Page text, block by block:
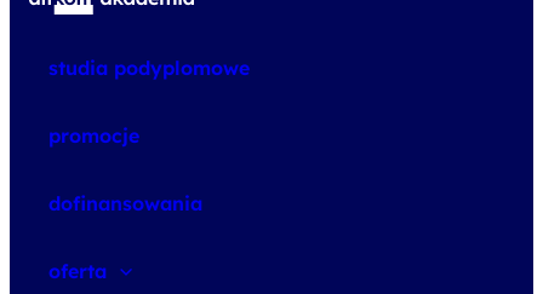
studia podyplomowe
promocje
dofinansowania
oferta